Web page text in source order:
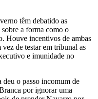
têm debatido as
a forma como o
Houve incentivos de ambas
de testar em tribunal as
e imunidade no
deu o passo incomum de
por ignorar uma